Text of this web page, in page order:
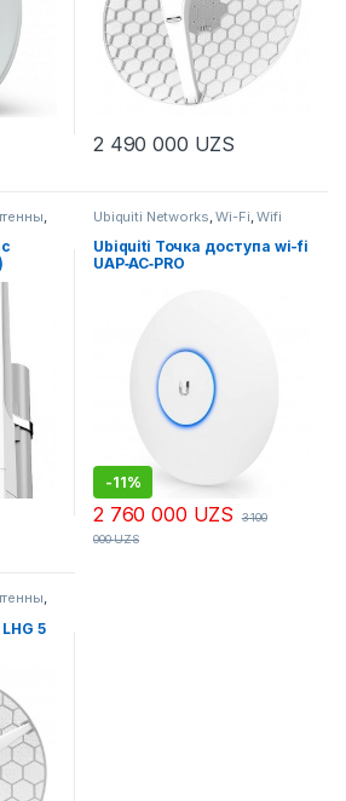
2 490 000 UZS
, Ubiquiti Networks,Wi-Fi,Wifi
Ubiquiti Точка доступа wi-fi
UAP‑AC‑PRO
-11%
2 760 000 UZS
3 100
000UZS
,
5